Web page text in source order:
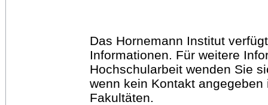
Das Hornemann Institut
Informationen. Für weitere
Hochschularbeit wenden Sie
wenn kein Kontakt
Fakultäten.